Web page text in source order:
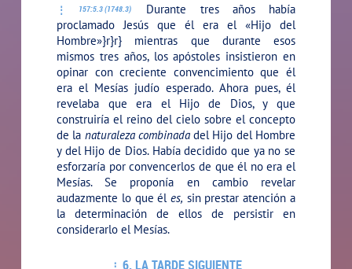
157:5.3 (1748.3)
Durante tres años había
proclamado Jesús que él era el «Hijo del
Hombre»}r}r} mientras que durante esos
mismos tres años, los apóstoles insistieron en
opinar con creciente convencimiento que él
era el Mesías judío esperado. Ahora pues, él
revelaba que era el Hijo de Dios, y que
construiría el reino del cielo sobre el concepto
de la naturaleza combinadadel Hijo del Hombre
y del Hijo de Dios. Había decidido que ya no se
esforzaría por convencerlos de que él no era el
Mesías. Se proponía en cambio revelar
audazmente lo que él es, sin prestar atención a
la determinación de ellos de persistir en
considerarlo el Mesías.
6. LA TARDE SIGUIENTE